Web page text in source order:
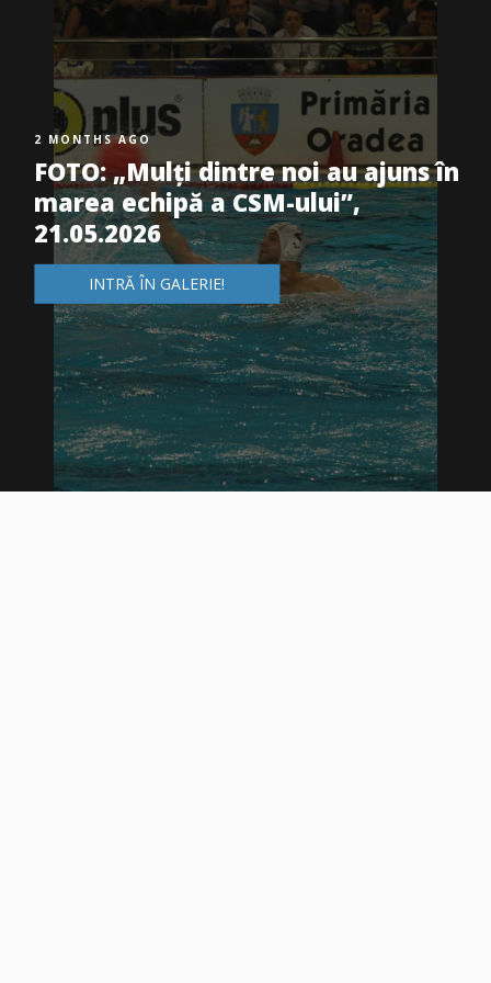
2 MONTHS AGO
FOTO: „Mulți dintre noi au ajuns în
marea echipă a CSM-ului”,
21.05.2026
INTRĂ ÎN GALERIE!